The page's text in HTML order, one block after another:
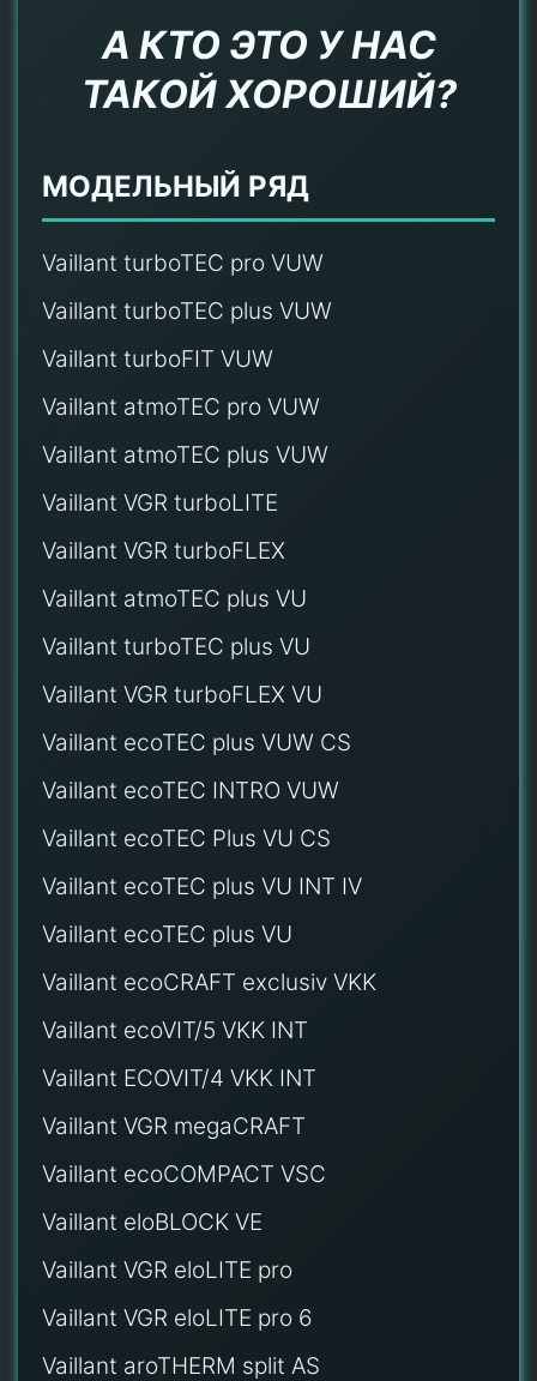
А КТО ЭТО У НАС
ТАКОЙ ХОРОШИЙ?
МОДЕЛЬНЫЙ РЯД
Vaillant turboTEC pro VUW
Vaillant turboTEC plus VUW
Vaillant turboFIT VUW
Vaillant atmoTEC pro VUW
Vaillant atmoTEC plus VUW
Vaillant VGR turboLITE
Vaillant VGR turboFLEX
Vaillant atmoTEC plus VU
Vaillant turboTEC plus VU
Vaillant VGR turboFLEX VU
Vaillant ecoTEC plus VUW CS
Vaillant ecoTEC INTRO VUW
Vaillant ecoTEC Plus VU CS
Vaillant ecoTEC plus VU INT IV
Vaillant ecoTEC plus VU
Vaillant ecoCRAFT exclusiv VKK
Vaillant ecoVIT/5 VKK INT
Vaillant ECOVIT/4 VKK INT
Vaillant VGR megaCRAFT
Vaillant ecoCOMPACT VSC
Vaillant eloBLOCK VE
Vaillant VGR eloLITE pro
Vaillant VGR eloLITE pro 6
Vaillant aroTHERM split AS